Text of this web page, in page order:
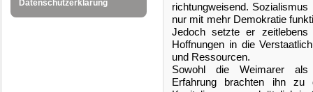
Datenschutzerklärung
richtungweisend.
nur mit mehr Demokratie
Jedoch setzte er zeitlebens
Hoffnungen in die
und Ressourcen.
Sowohl die Weimarer
Erfahrung brachten ihn zu